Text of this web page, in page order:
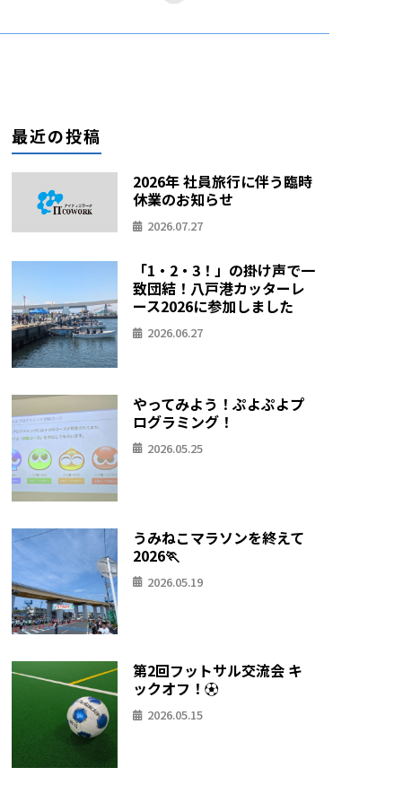
最近の投稿
2026年 社員旅行に伴う臨時
休業のお知らせ
2026.07.27
「1・2・3！」の掛け声で一
致団結！八戸港カッターレ
ース2026に参加しました
2026.06.27
やってみよう！ぷよぷよプ
ログラミング！
2026.05.25
うみねこマラソンを終えて
2026🏃
2026.05.19
第2回フットサル交流会 キ
ックオフ！⚽
2026.05.15